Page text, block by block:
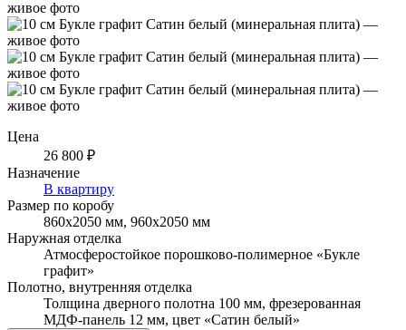
Цена
26 800 ₽
Назначение
В квартиру
Размер по коробу
860х2050 мм, 960х2050 мм
Наружная отделка
Атмосферостойкое порошково-полимерное «Букле
графит»
Полотно, внутренняя отделка
Толщина дверного полотна 100 мм, фрезерованная
МДФ-панель 12 мм, цвет «Сатин белый»